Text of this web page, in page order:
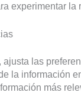
experimentar
las
la información
más